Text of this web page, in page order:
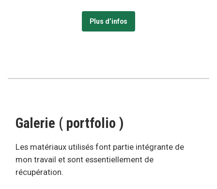
Plus d’infos
Galerie ( portfolio )
Les matériaux utilisés font partie intégrante de
mon travail et sont essentiellement de
récupération.